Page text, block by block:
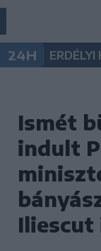
24H ERDÉLYI
Ismét
indult